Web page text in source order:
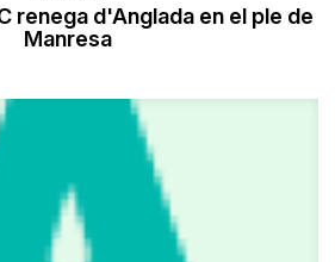
renega d'Anglada en el ple de
Manresa